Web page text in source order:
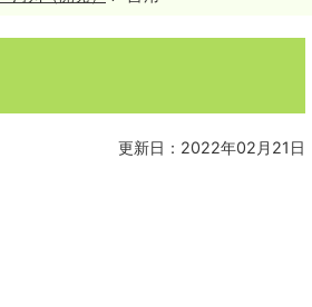
更新日：2022年02月21日